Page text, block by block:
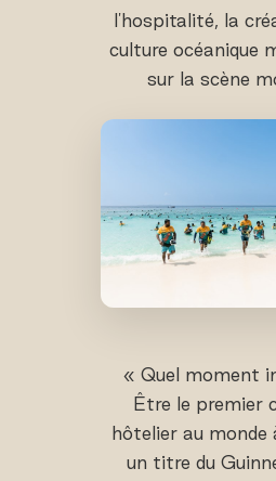
l'hospitalité, la
culture océanique
sur la scène
« Quel moment
Être le premier
hôtelier au monde
un titre du